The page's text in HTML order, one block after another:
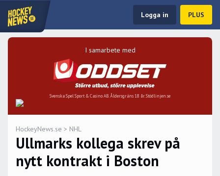
Logga in PLUS
I samarbete med
Svenska Spel Sport & Casino AB. Åldersgräns 18 år. Stödlinjen.se
HockeyNews.se > NHL
Ullmarks kollega skrev på
nytt kontrakt i Boston